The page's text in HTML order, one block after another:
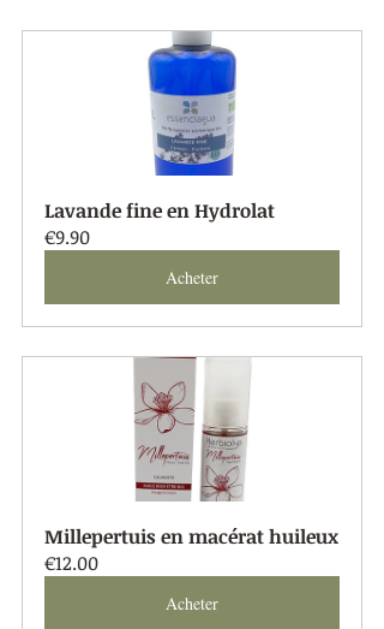
Lavande fine en Hydrolat
€9.90
Acheter
Millepertuis en macérat huileux
€12.00
Acheter